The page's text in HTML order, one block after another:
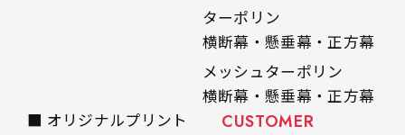
（※cm単位での指定でおねがいいたします。）
レギュラースリムのれん
(180x30)
レギュラーのれんスリムは横幕の上部にチチを5
ターポリン
横断幕・懸垂幕・正方幕
メッシュターポリン
横断幕・懸垂幕・正方幕
■ オリジナルプリント
CUSTOMER